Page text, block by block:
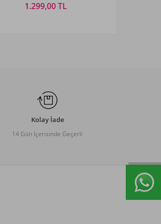
1.299,00 TL
Kolay İade
14 Gün İçerisinde Geçerli